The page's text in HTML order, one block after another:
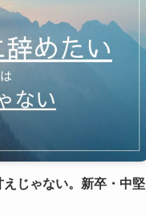
えじゃない。新卒・中堅